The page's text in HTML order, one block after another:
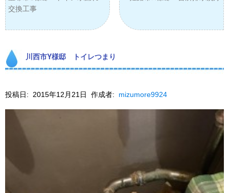
交換工事
川西市Y様邸 トイレつまり
投稿日: 2015年12月21日 作成者: mizumore9924